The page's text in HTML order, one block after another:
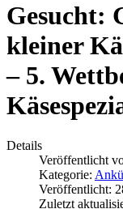
Gesucht:
kleiner
– 5.
Details
Veröffentlicht
Kategorie:
Veröffentlicht:
Zuletzt